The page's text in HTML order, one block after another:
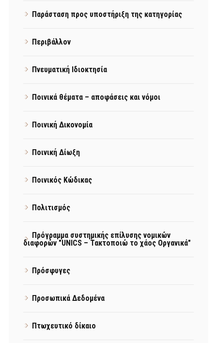
Παράσταση προς υποστήριξη της κατηγορίας
Περιβάλλον
Πνευματική Ιδιοκτησία
Ποινικά θέματα – αποφάσεις και νόμοι
Ποινική Δικονομία
Ποινική Δίωξη
Ποινικός Κώδικας
Πολιτισμός
Πρόγραμμα συστημικής επίλυσης νομικών
διαφορών "UNICS – Τακτοποιώ το χάος Οργανικά"
Πρόσφυγες
Προσωπικά Δεδομένα
Πτωχευτικό δίκαιο